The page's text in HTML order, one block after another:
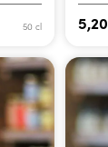
50 cl 5,20